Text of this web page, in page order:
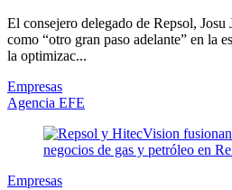
El consejero delegado de Repsol,
como “otro gran paso adelante” en la
la optimizac...
Empresas
Agencia EFE
Empresas